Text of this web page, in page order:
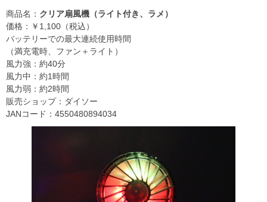
商品名： クリア扇風機（ライト付き、ラメ）
価格：￥1,100（税込）
バッテリーでの最大連続使用時間
（満充電時、ファン＋ライト）
風力強：約40分
風力中：約1時間
風力弱：約2時間
販売ショップ：ダイソー
JANコード：4550480894034